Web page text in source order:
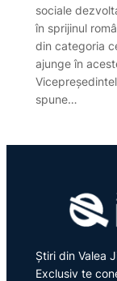
sociale
în sprijinul
din categoria
ajunge în
spune…
Știri din Valea
Exclusiv te